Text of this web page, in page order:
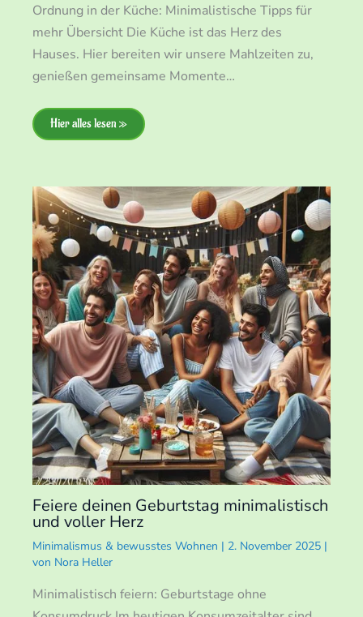
Ordnung in der Küche: Minimalistische Tipps für
mehr Übersicht Die Küche ist das Herz des
Hauses. Hier bereiten wir unsere Mahlzeiten zu,
genießen gemeinsame Momente…
Hier alles lesen »
Feiere deinen Geburtstag minimalistisch
und voller Herz
Minimalismus & bewusstes Wohnen | 2. November 2025 |
von Nora Heller
Minimalistisch feiern: Geburtstage ohne